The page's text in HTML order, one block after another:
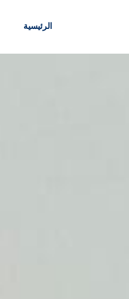
الرئيسية